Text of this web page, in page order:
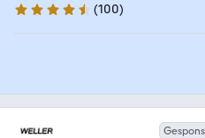
4.7 Sterne
(100)